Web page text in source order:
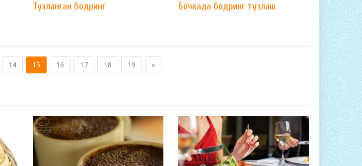
Тузланган бодринг Бочкада бодринг тузлаш
14 15 16 17 18 19 »